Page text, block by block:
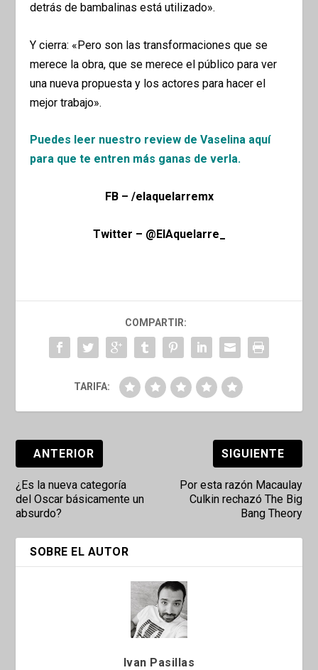
detrás de bambalinas está utilizado».
Y cierra: «Pero son las transformaciones que se
merece la obra, que se merece el público para ver
una nueva propuesta y los actores para hacer el
mejor trabajo».
Puedes leer nuestro review de Vaselina aquí
para que te entren más ganas de verla.
FB – /elaquelarremx
Twitter – @ElAquelarre_
COMPARTIR:
TARIFA:
ANTERIOR
¿Es la nueva categoría
del Oscar básicamente un
absurdo?
SIGUIENTE
Por esta razón Macaulay
Culkin rechazó The Big
Bang Theory
SOBRE EL AUTOR
Ivan Pasillas